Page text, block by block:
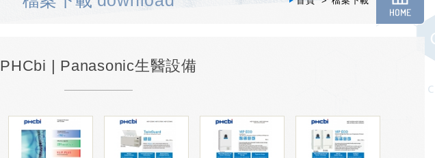
PHCbi | Panasonic生醫設備